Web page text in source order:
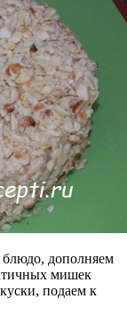
дополняем
мишек
подаем к